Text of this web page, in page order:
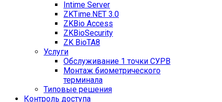
Intime Server
ZKTime.NET 3.0
ZKBio Access
ZKBioSecurity
ZK BioTA8
Услуги
Обслуживание 1 точки СУРВ
Монтаж биометрического
терминала
Типовые решения
Контроль доступа